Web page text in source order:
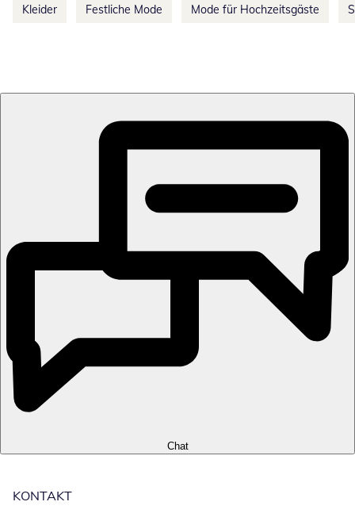
Kleider Festliche Mode Mode für Hochzeitsgäste
Chat
KONTAKT